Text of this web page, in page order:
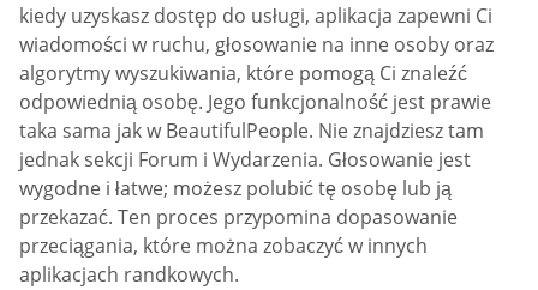
kiedy uzyskasz dostęp do usługi, aplikacja zapewni Ci
wiadomości w ruchu, głosowanie na inne osoby oraz
algorytmy wyszukiwania, które pomogą Ci znaleźć
odpowiednią osobę. Jego funkcjonalność jest prawie
taka sama jak w BeautifulPeople. Nie znajdziesz tam
jednak sekcji Forum i Wydarzenia. Głosowanie jest
wygodne i łatwe; możesz polubić tę osobę lub ją
przekazać. Ten proces przypomina dopasowanie
przeciągania, które można zobaczyć w innych
aplikacjach randkowych.